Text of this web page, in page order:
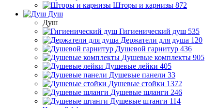
Шторы и карнизы 872
Душ
Душ
Гигиенический душ 535
Держатели для душа 120
Душевой гарнитур 436
Душевые комплекты 905
Душевые лейки 405
Душевые панели 33
Душевые стойки 1372
Душевые шланги 246
Душевые штанги 114